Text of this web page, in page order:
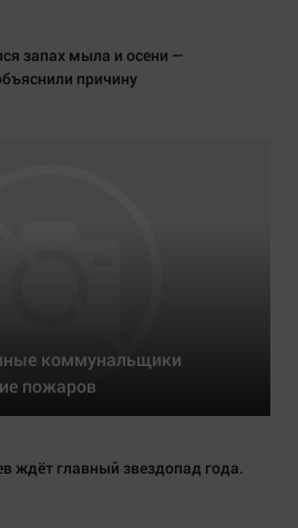
запах мыла и осени —
причину
коммунальщики
пожаров
ждёт главный звездопад года.